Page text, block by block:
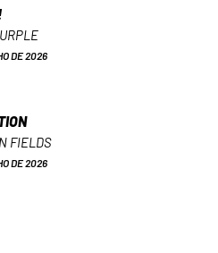
DE 2026
FIELDS
DE 2026